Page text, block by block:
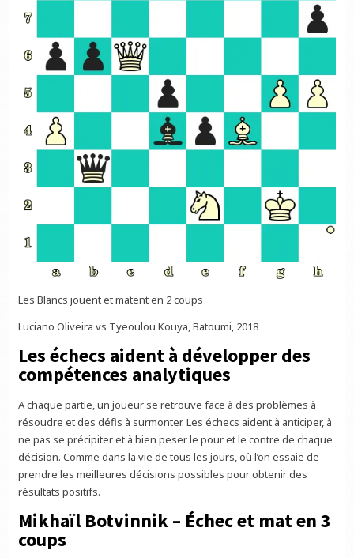
Les Blancs jouent et matent en 2 coups
Luciano Oliveira vs Tyeoulou Kouya, Batoumi, 2018
Les échecs aident à développer des
compétences analytiques
A chaque partie, un joueur se retrouve face à des problèmes à
résoudre et des défis à surmonter. Les échecs aident à anticiper, à
ne pas se précipiter et à bien peser le pour et le contre de chaque
décision. Comme dans la vie de tous les jours, où l’on essaie de
prendre les meilleures décisions possibles pour obtenir des
résultats positifs.
Mikhaïl Botvinnik – Échec et mat en 3
coups